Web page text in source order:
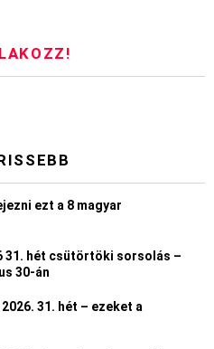
ezt a 8 magyar
31. hét csütörtöki sorsolás –
30-án
31. hét – ezeket a